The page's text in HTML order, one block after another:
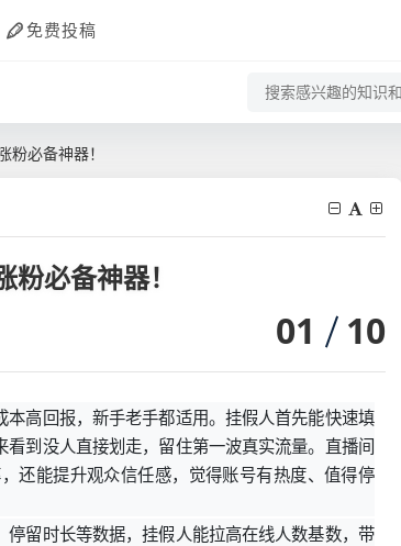
免费投稿
必备神器！
必备神器！
01 10
高回报，新手老手都适用。挂假人首先能快速填
到没人直接划走，留住第一波真实流量。直播间
还能提升观众信任感，觉得账号有热度、值得停
留时长等数据，挂假人能拉高在线人数基数，带